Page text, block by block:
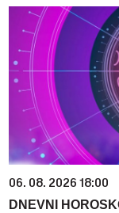
06. 08. 2026 18:00
DNEVNI